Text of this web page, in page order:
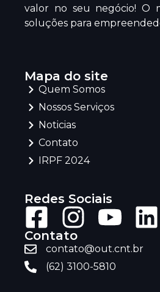
valor no seu negócio! O
soluções para
Mapa do site
Quem Somos
Nossos Serviços
Noticias
Contato
IRPF 2024
Redes Sociais
Contato
contato@out.cnt.br
(62) 3100-5810